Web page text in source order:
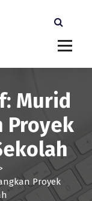
Murid
Proyek
Proyek